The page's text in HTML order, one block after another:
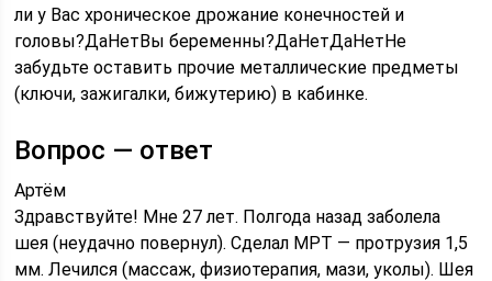
ли у Вас хроническое дрожание конечностей и
головы?ДаНетВы беременны?ДаНетДаНетНе
забудьте оставить прочие металлические предметы
(ключи, зажигалки, бижутерию) в кабинке.
Вопрос — ответ
Артём
Здравствуйте! Мне 27 лет. Полгода назад заболела
шея (неудачно повернул). Сделал МРТ — протрузия 1,5
мм. Лечился (массаж, физиотерапия, мази, уколы). Шея